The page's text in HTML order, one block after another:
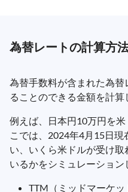
為替レートの計算方
為替手数料が含まれた為
ることのできる金額を計算
例えば、日本円10万円を
こでは、2024年4月15日
い、いくら米ドルが受け
いるかをシミュレーション
TTM（ミッドマーケ